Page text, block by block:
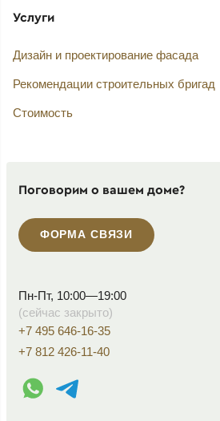
Услуги
Дизайн и проектирование фасада
Рекомендации строительных бригад
Стоимость
Поговорим о вашем доме?
ФОРМА СВЯЗИ
Пн-Пт, 10:00—19:00
(сейчас закрыто)
+7 495 646-16-35
+7 812 426-11-40
WhatsApp контакт
Telegram контакт